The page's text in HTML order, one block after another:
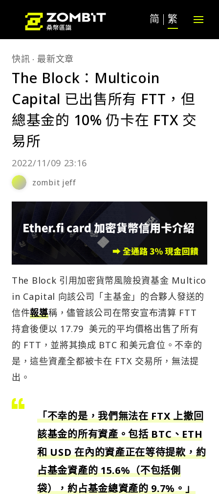
简 繁
快訊 最新文章
The Block：Multicoin
Capital 已出售所有 FTT，但
總基金的 10% 仍卡在 FTX 交
易所
2022/11/09 23:16
zombit jeff
The Block 引用加密貨幣風險投資基金 Multico
in Capital 向該公司「主基金」的合夥人發送的
信件報導稱，儘管該公司在幣安宣布清算 FTT
持倉後便以 17.79 美元的平均價格出售了所有
的 FTT，並將其換成 BTC 和美元倉位。不幸的
是，這些資產全都被卡在 FTX 交易所，無法提
出。
「不幸的是，我們無法在 FTX 上撤回
該基金的所有資產。包括 BTC、ETH
和 USD 在內的資產正在等待提款，約
占基金資產的 15.6%（不包括側
袋），約占基金總資產的 9.7%。」